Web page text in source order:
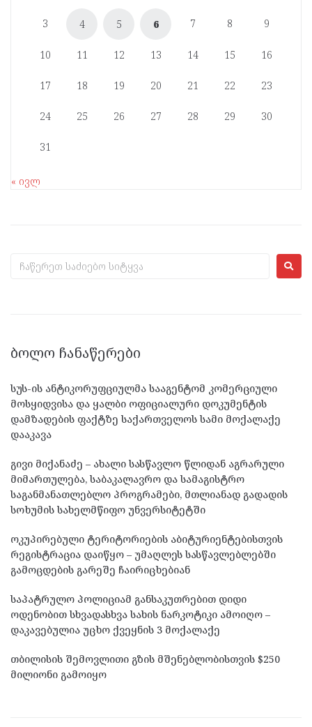
3 4 5 6 7 8 9
10 11 12 13 14 15 16
17 18 19 20 21 22 23
24 25 26 27 28 29 30
31
« ივლ
ᲑᲝᲚᲝ ᲩᲐᲜᲐᲬᲔᲠᲔᲑᲘ
სუს-ის ანტიკორუფციულმა სააგენტომ კომერციული
მოსყიდვისა და ყალბი ოფიციალური დოკუმენტის
დამზადების ფაქტზე საქართველოს სამი მოქალაქე
დააკავა
გივი მიქანაძე – ახალი სასწავლო წლიდან აგრარული
მიმართულება, საბაკალავრო და სამაგისტრო
საგანმანათლებლო პროგრამები, მთლიანად გადადის
სოხუმის სახელმწიფო უნვერსიტეტში
ოკუპირებული ტერიტორიების აბიტურიენტებისთვის
რეგისტრაცია დაიწყო – უმაღლეს სასწავლებლებში
გამოცდების გარეშე ჩაირიცხებიან
საპატრულო პოლიციამ განსაკუთრებით დიდი
ოდენობით სხვადასხვა სახის ნარკოტიკი ამოიღო –
დაკავებულია უცხო ქვეყნის 3 მოქალაქე
თბილისის შემოვლითი გზის მშენებლობისთვის $250
მილიონი გამოიყო